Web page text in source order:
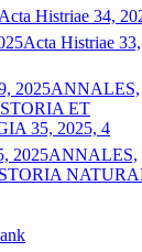
Acta Histriae 34,
Acta Histriae 33,
2025ANNALES,
ET
35, 2025, 4
2025ANNALES,